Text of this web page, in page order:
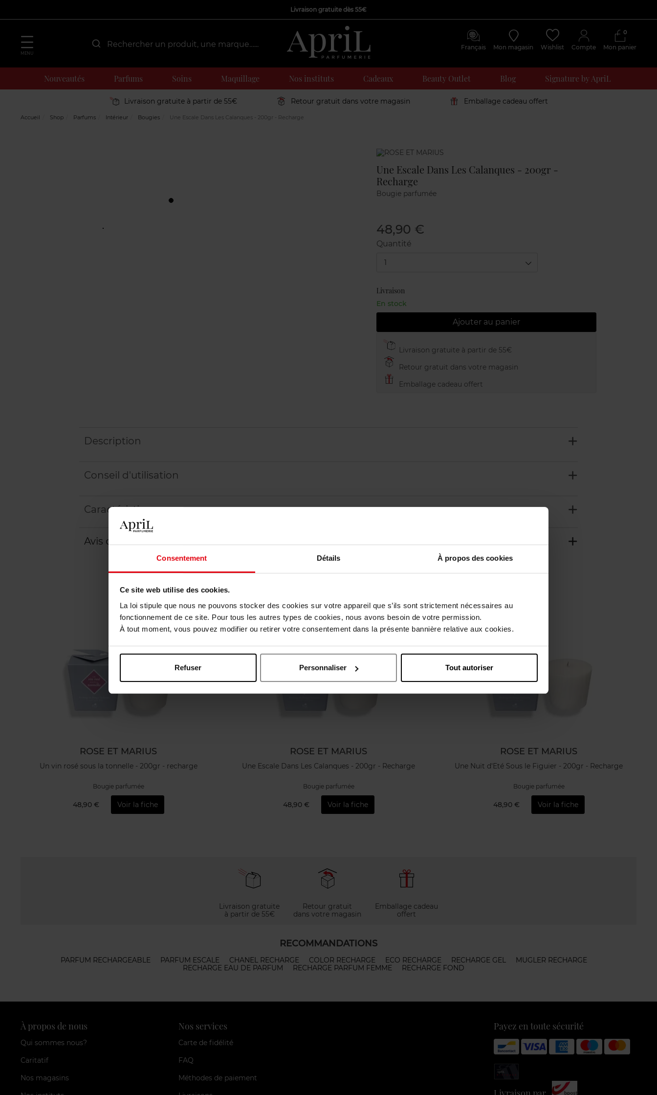
Consentement Détails À propos des cookies
Ce site web utilise des cookies.
La loi stipule que nous ne pouvons stocker des cookies sur votre appareil que s’ils sont strictement nécessaires au
fonctionnement de ce site. Pour tous les autres types de cookies, nous avons besoin de votre permission.
À tout moment, vous pouvez modifier ou retirer votre consentement dans la présente bannière relative aux cookies.
Refuser Personnaliser Tout autoriser
Livraison gratuite dès 55€
MENU
Français Mon magasin Wishlist Compte Mon panier
0
Nouveautés Parfums Soins Maquillage Nos instituts Cadeaux Beauty Outlet Blog Signature by ApriL
Livraison gratuite à partir de 55€ Retour gratuit dans votre magasin Emballage cadeau offert
Accueil Shop Parfums Intérieur Bougies Une Escale Dans Les Calanques - 200gr - Recharge
Marque
Une Escale Dans Les Calanques - 200gr -
Recharge
Bougie parfumée
48,90 €
Quantité
1
Livraison
En stock
Ajouter au panier
Livraison gratuite à partir de 55€
Retour gratuit dans votre magasin
Emballage cadeau offert
Description
Conseil d'utilisation
Caractéristiques
Avis client
Vous aimerez peut-être
ROSE ET MARIUS
Un vin rosé sous la tonnelle - 200gr - recharge
Bougie parfumée
48,90 € Voir la fiche
ROSE ET MARIUS
Une Escale Dans Les Calanques - 200gr - Recharge
Bougie parfumée
48,90 € Voir la fiche
ROSE ET MARIUS
Une Nuit d'Eté Sous le Figuier - 200gr - Recharge
Bougie parfumée
48,90 € Voir la fiche
Livraison gratuite
à partir de 55€
Retour gratuit
dans votre magasin
Emballage cadeau
offert
RECOMMANDATIONS
PARFUM RECHARGEABLE PARFUM ESCALE CHANEL RECHARGE COLOR RECHARGE ECO RECHARGE RECHARGE GEL
MUGLER RECHARGE
RECHARGE EAU DE PARFUM
RECHARGE PARFUM FEMME RECHARGE FOND
À propos de nous
Qui sommes nous?
Caritatif
Nos magasins
Nos services
Carte de fidélité
FAQ
Méthodes de paiement
Payez en toute sécurité